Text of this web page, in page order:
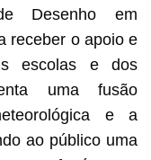
Desenho em
receber o apoio e
escolas e dos
uma fusão
e a
ao público uma